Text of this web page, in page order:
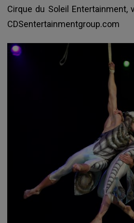
Cirque du Soleil Entertainment,
CDSentertainmentgroup.com